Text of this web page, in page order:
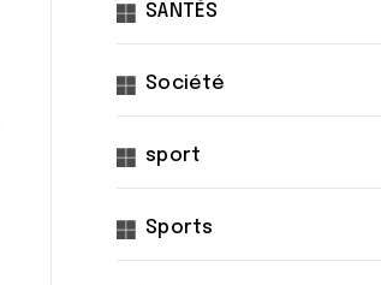
SANTÉS
Société
sport
Sports